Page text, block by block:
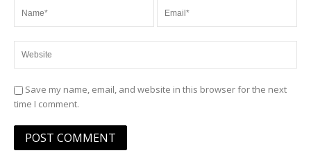
Save my name, email, and website in this browser for the next
time I comment.